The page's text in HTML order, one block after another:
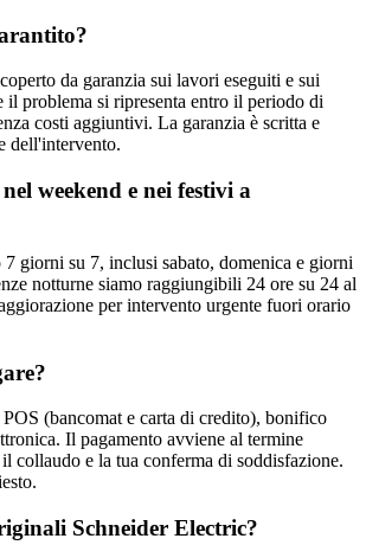
da garanzia sui lavori eseguiti e sui
il problema si ripresenta entro il periodo di
costi aggiuntivi. La garanzia è scritta e
dell'intervento.
weekend e nei festivi a
giorni su 7, inclusi sabato, domenica e giorni
notturne siamo raggiungibili 24 ore su 24 al
per intervento urgente fuori orario
(bancomat e carta di credito), bonifico
Il pagamento avviene al termine
collaudo e la tua conferma di soddisfazione.
Schneider Electric?